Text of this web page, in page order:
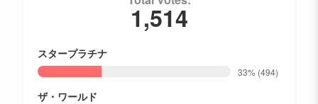
1,514
スタープラチナ
33% (494)
ザ・ワールド